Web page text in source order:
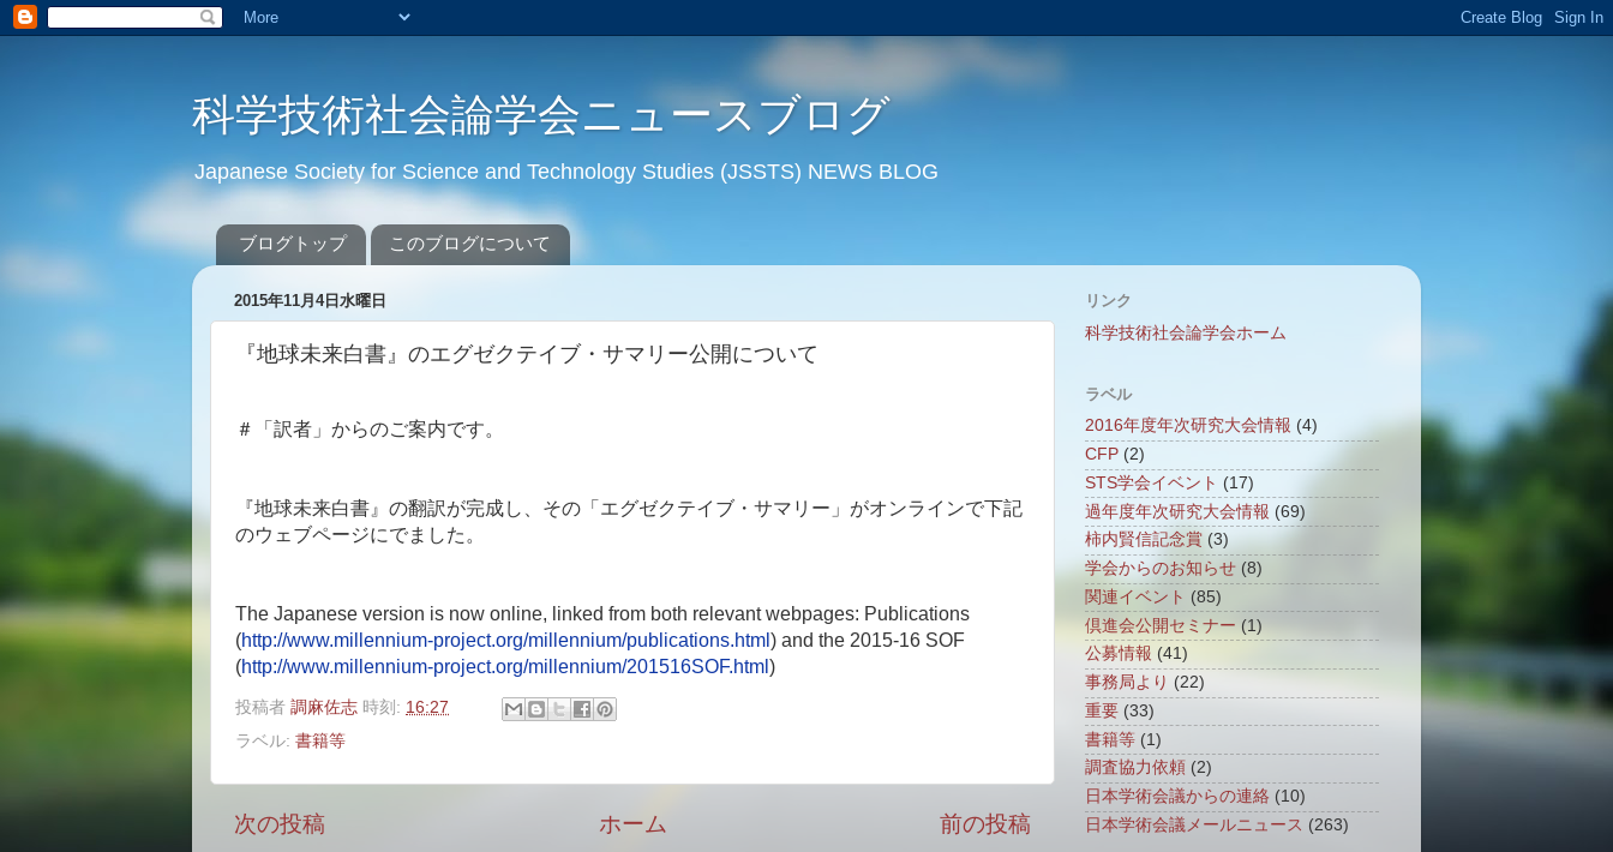
科学技術社会論学会ニュースブログ
Japanese Society for Science and Technology Studies (JSSTS) NEWS BLOG
ブログトップ このブログについて
2015年11月4日水曜日
『地球未来白書』のエグゼクテイブ・サマリー公開について
＃「訳者」からのご案内です。
『地球未来白書』の翻訳が完成し、その「エグゼクテイブ・サマリー」がオンラインで下記
のウェブページにでました。
The Japanese version is now online, linked from both relevant webpages: Publications
(http://www.millennium-project.org/millennium/publications.html ) and the 2015-16 SOF
(http://www.millennium-project.org/millennium/201516SOF.html )
投稿者 調麻佐志 時刻: 16:27
ラベル: 書籍等
次の投稿 前の投稿
ホーム
リンク
科学技術社会論学会ホーム
ラベル
2016年度年次研究大会情報 (4)
CFP (2)
STS学会イベント (17)
過年度年次研究大会情報 (69)
柿内賢信記念賞 (3)
学会からのお知らせ (8)
関連イベント (85)
倶進会公開セミナー (1)
公募情報 (41)
事務局より (22)
重要 (33)
書籍等 (1)
調査協力依頼 (2)
日本学術会議からの連絡 (10)
日本学術会議メールニュース (263)